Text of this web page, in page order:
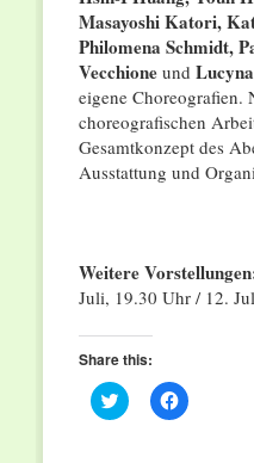
Masayoshi Katori,
Philomena Schmidt,
Vecchioneund
eigene Choreografien.
choreografischen
Gesamtkonzept des
Ausstattung und
Weitere
Juli, 19.30 Uhr / 12.
Share this:
Click
to
Click
to